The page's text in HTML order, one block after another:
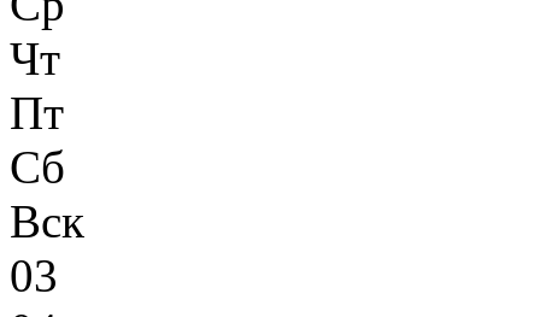
Чт
Пт
Сб
Вск
03